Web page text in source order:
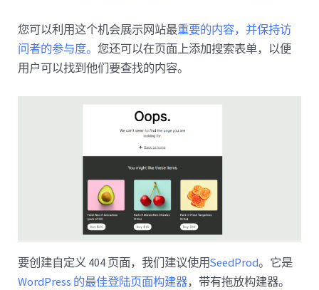
您可以利用这个机会展示网站最重要的内容，并保持访
问者的参与度。您还可以在页面上添加搜索表单，以便
用户可以找到他们要查找的内容。
要创建自定义 404 页面，我们建议使用SeedProd。它是
WordPress 的最佳登陆页面构建器，带有拖放构建器。